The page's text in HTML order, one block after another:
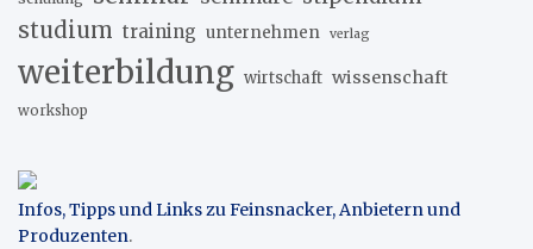
studium training unternehmen verlag
weiterbildung wirtschaft wissenschaft
workshop
Infos, Tipps und Links zu Feinsnacker, Anbietern und
Produzenten.